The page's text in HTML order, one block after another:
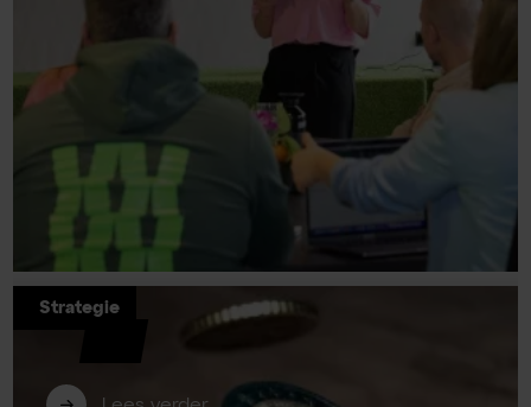
De onderdelen van een demand
generation strategie
Strategie